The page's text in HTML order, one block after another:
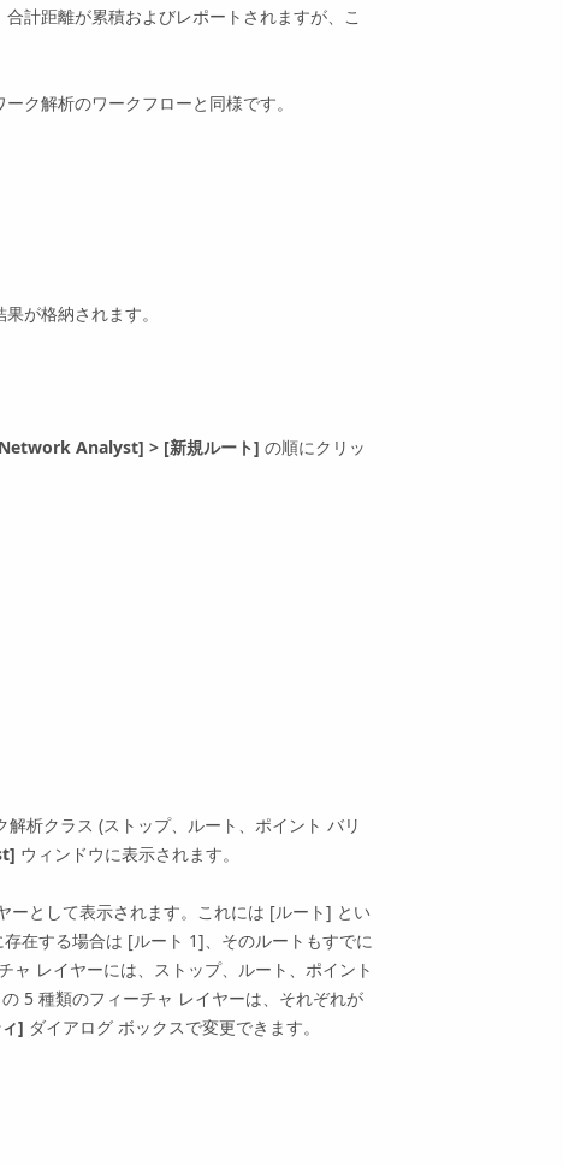
計距離が累積およびレポートされますが、こ
ク解析のワークフローと同様です。
が格納されます。
Analyst] > [新規ルート] の順にクリッ
析クラス (ストップ、ルート、ポイント バリ
ウィンドウに表示されます。
ーとして表示されます。これには [ルート] とい
在する場合は [ルート 1]、そのルートもすでに
レイヤーには、ストップ、ルート、ポイント
5 種類のフィーチャ レイヤーは、それぞれが
] ダイアログ ボックスで変更できます。